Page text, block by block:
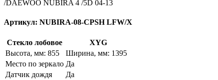
Артикул: NUBIRA-08-CPSH LFW/X
Стекло лобовое
XYG
Высота, мм: 855
Ширина, мм: 1395
Место по зеркало Да
Датчик дождя
Да